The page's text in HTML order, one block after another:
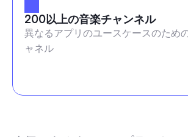
200以上の音楽チャンネル
異なるアプリのユースケースのため
ャネル